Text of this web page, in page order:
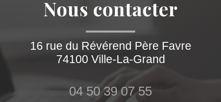
nous contacter
16 rue du Révérend Père Favre
74100 Ville-La-Grand
04 50 39 07 55